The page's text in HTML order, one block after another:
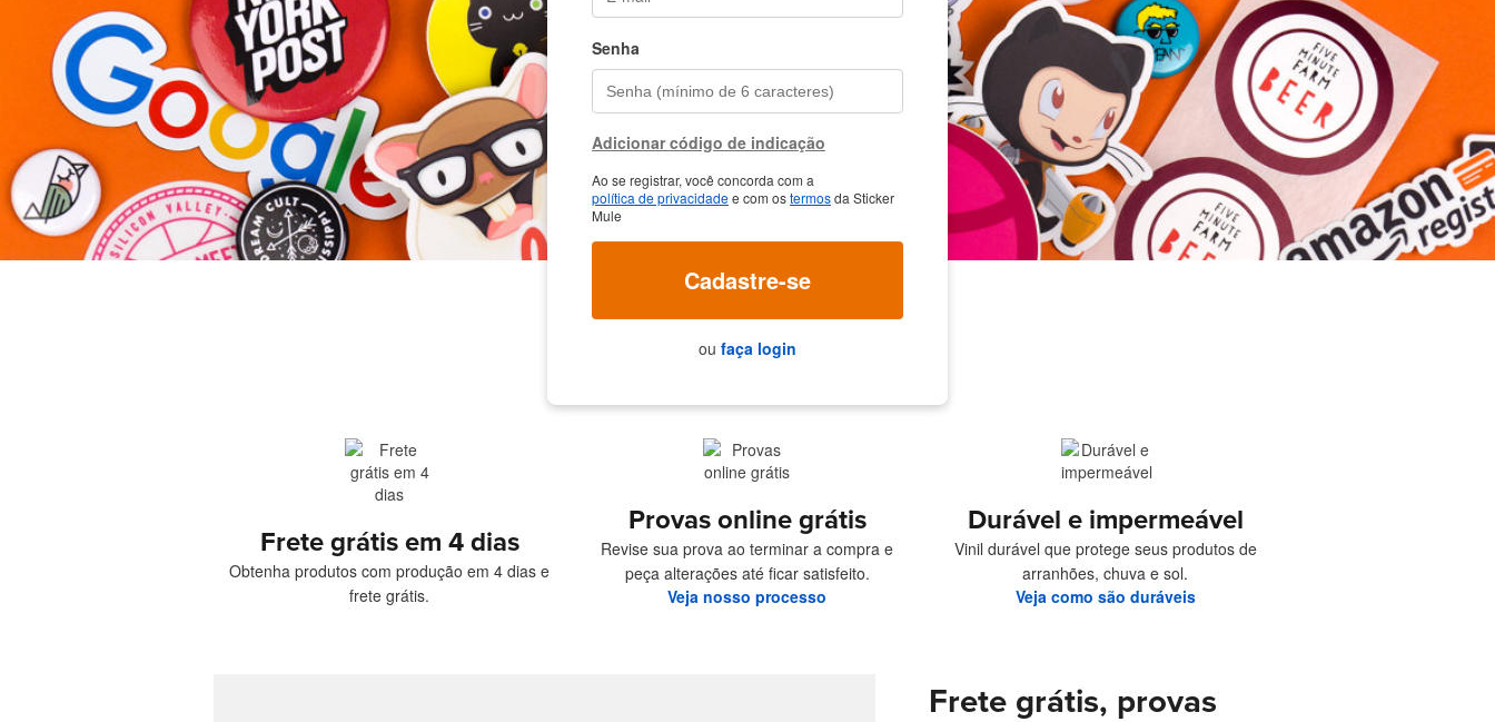
Mais produtos
Amostras
Senha
Adicionar código de indicação
Ao se registrar, você concorda com a
política de privacidadee com ostermosda Sticker
Mule
Cadastre-se
ou faça login
Frete grátis em 4 dias
Obtenha produtos com produção em 4 dias e
frete grátis.
Provas online grátis
Revise sua prova ao terminar a compra e
peça alterações até ficar satisfeito.
Veja nosso processo
Durável e impermeável
Vinil durável que protege seus produtos de
arranhões, chuva e sol.
Veja como são duráveis
Frete grátis, provas